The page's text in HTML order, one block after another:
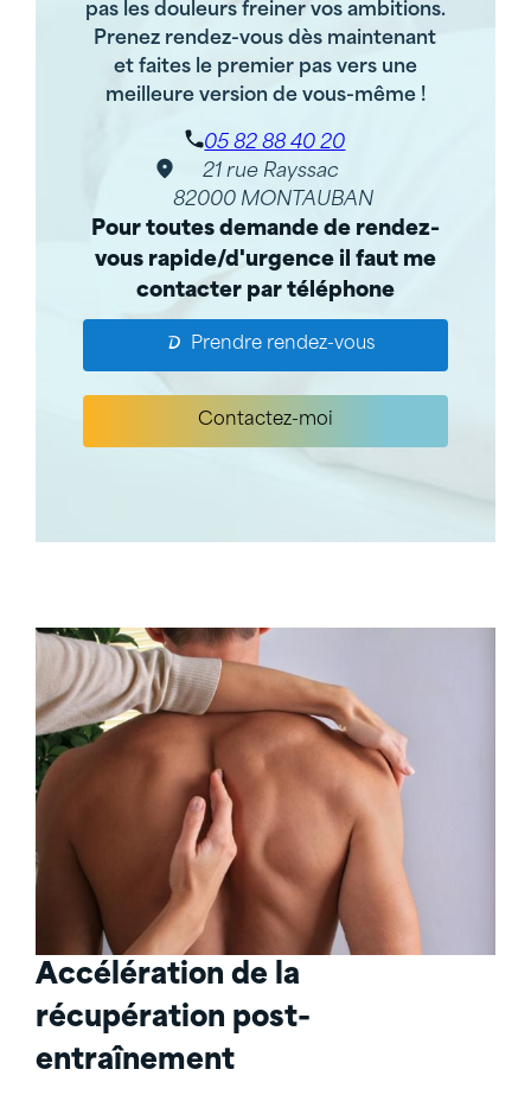
pas les douleurs freiner vos ambitions.
Prenez rendez-vous dès maintenant
et faites le premier pas vers une
meilleure version de vous-même !
05 82 88 40 20
21 rue Rayssac
82000 MONTAUBAN
Pour toutes demande de rendez-
vous rapide/d'urgence il faut me
contacter par téléphone
Prendre rendez-vous
Contactez-moi
Accélération de la
récupération post-
entraînement